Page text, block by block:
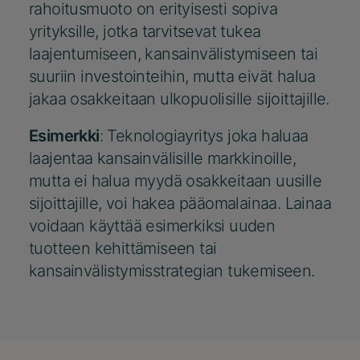
rahoitusmuoto on erityisesti sopiva
yrityksille, jotka tarvitsevat tukea
laajentumiseen, kansainvälistymiseen tai
suuriin investointeihin, mutta eivät halua
jakaa osakkeitaan ulkopuolisille sijoittajille.
Esimerkki: Teknologiayritys joka haluaa
laajentaa kansainvälisille markkinoille,
mutta ei halua myydä osakkeitaan uusille
sijoittajille, voi hakea pääomalainaa. Lainaa
voidaan käyttää esimerkiksi uuden
tuotteen kehittämiseen tai
kansainvälistymisstrategian tukemiseen.